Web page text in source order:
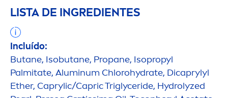
LISTA DE INGREDIENTES
Incluído:
Butane, Isobutane, Propane, Isopropyl
Palmitate, Aluminum Chlorohydrate, Dicaprylyl
Ether, Caprylic/Capric Triglyceride, Hydrolyzed